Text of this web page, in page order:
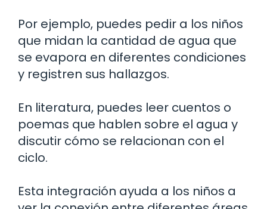
Por ejemplo, puedes pedir a los niños
que midan la cantidad de agua que
se evapora en diferentes condiciones
y registren sus hallazgos.
En literatura, puedes leer cuentos o
poemas que hablen sobre el agua y
discutir cómo se relacionan con el
ciclo.
Esta integración ayuda a los niños a